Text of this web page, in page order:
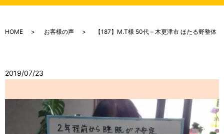
HOME お客様の声 【187】M.T様 50代 – 木更津市 ほたる野整体
2019/07/23